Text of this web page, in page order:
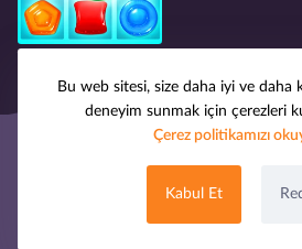
© 2008-2025 oyuntak.com. Tüm hakları
Bu web sitesi, size daha iyi ve daha
deneyim sunmak için çerezleri
Çerez politikamızı
Kabul Et